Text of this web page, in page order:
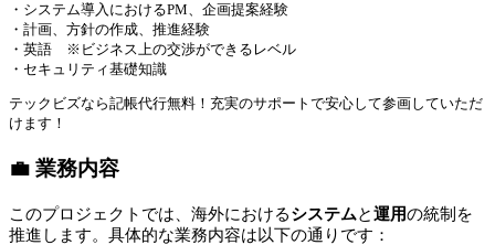
・システム導入におけるPM、企画提案経験
・計画、方針の作成、推進経験
・英語 ※ビジネス上の交渉ができるレベル
・セキュリティ基礎知識
テックビズなら記帳代行無料！充実のサポートで安心して参画していただ
けます！
💼 業務内容
このプロジェクトでは、海外におけるシステムと運用の統制を
推進します。具体的な業務内容は以下の通りです：